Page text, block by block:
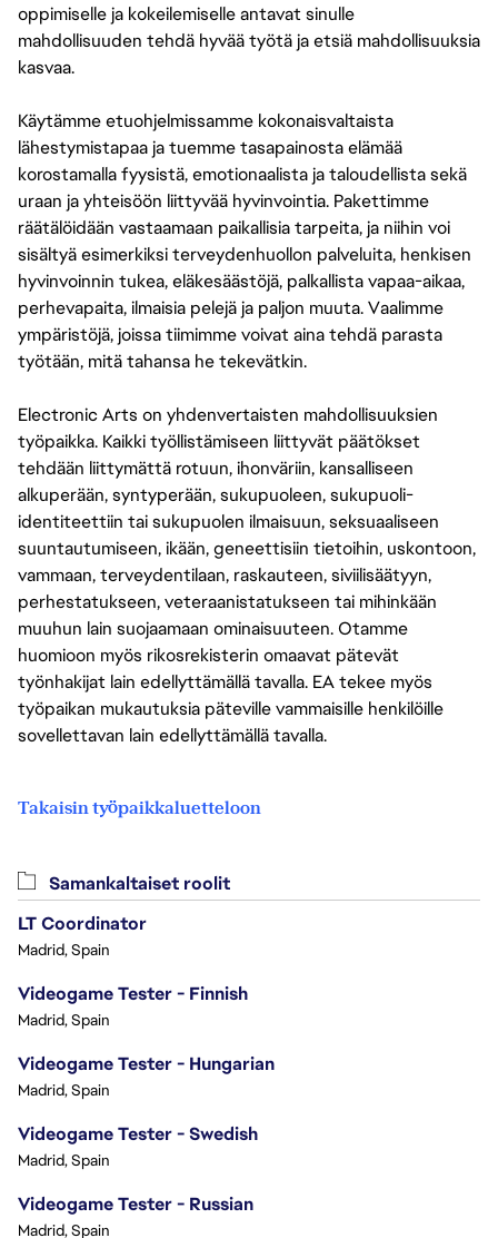
oppimiselle ja kokeilemiselle antavat sinulle
mahdollisuuden tehdä hyvää työtä ja etsiä mahdollisuuksia
kasvaa.
Käytämme etuohjelmissamme kokonaisvaltaista
lähestymistapaa ja tuemme tasapainosta elämää
korostamalla fyysistä, emotionaalista ja taloudellista sekä
uraan ja yhteisöön liittyvää hyvinvointia. Pakettimme
räätälöidään vastaamaan paikallisia tarpeita, ja niihin voi
sisältyä esimerkiksi terveydenhuollon palveluita, henkisen
hyvinvoinnin tukea, eläkesäästöjä, palkallista vapaa-aikaa,
perhevapaita, ilmaisia pelejä ja paljon muuta. Vaalimme
ympäristöjä, joissa tiimimme voivat aina tehdä parasta
työtään, mitä tahansa he tekevätkin.
Electronic Arts on yhdenvertaisten mahdollisuuksien
työpaikka. Kaikki työllistämiseen liittyvät päätökset
tehdään liittymättä rotuun, ihonväriin, kansalliseen
alkuperään, syntyperään, sukupuoleen, sukupuoli-
identiteettiin tai sukupuolen ilmaisuun, seksuaaliseen
suuntautumiseen, ikään, geneettisiin tietoihin, uskontoon,
vammaan, terveydentilaan, raskauteen, siviilisäätyyn,
perhestatukseen, veteraanistatukseen tai mihinkään
muuhun lain suojaamaan ominaisuuteen. Otamme
huomioon myös rikosrekisterin omaavat pätevät
työnhakijat lain edellyttämällä tavalla. EA tekee myös
työpaikan mukautuksia päteville vammaisille henkilöille
sovellettavan lain edellyttämällä tavalla.
Takaisin työpaikkaluetteloon
Samankaltaiset roolit
LT Coordinator
Madrid, Spain
Videogame Tester - Finnish
Madrid, Spain
Videogame Tester - Hungarian
Madrid, Spain
Videogame Tester - Swedish
Madrid, Spain
Videogame Tester - Russian
Madrid, Spain